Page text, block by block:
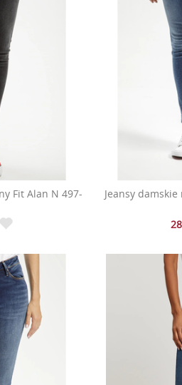
Fit Alan N 497-
Jeansy